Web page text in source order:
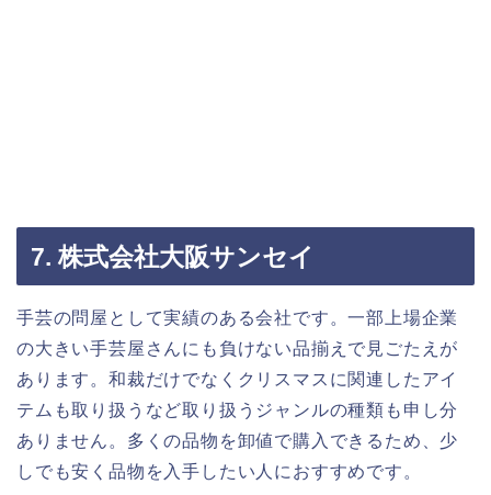
7. 株式会社大阪サンセイ
手芸の問屋として実績のある会社です。一部上場企業
の大きい手芸屋さんにも負けない品揃えで見ごたえが
あります。和裁だけでなくクリスマスに関連したアイ
テムも取り扱うなど取り扱うジャンルの種類も申し分
ありません。多くの品物を卸値で購入できるため、少
しでも安く品物を入手したい人におすすめです。